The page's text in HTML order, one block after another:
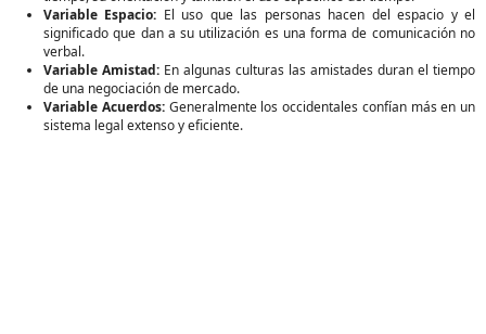
Variable Espacio: El uso que las personas hacen del espacio y el
significado que dan a su utilización es una forma de comunicación no
verbal.
Variable Amistad: En algunas culturas las amistades duran el tiempo
de una negociación de mercado.
Variable Acuerdos:Generalmente los occidentales confían más en un
sistema legal extenso y eficiente.